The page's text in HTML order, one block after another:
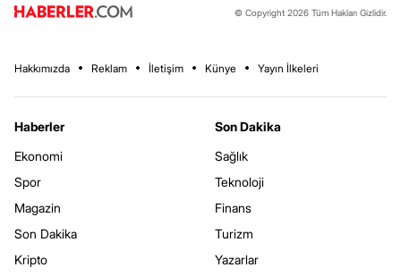
© Copyright 2026 Tüm Hakları Gizlidir.
Hakkımızda Reklam İletişim Künye Yayın İlkeleri
Haberler
Ekonomi
Spor
Magazin
Son Dakika
Kripto
Son Dakika
Sağlık
Teknoloji
Finans
Turizm
Yazarlar